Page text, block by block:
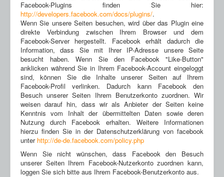
Facebook-Plugins finden Sie hier:
http://developers.facebook.com/docs/plugins/.
Wenn Sie unsere Seiten besuchen, wird über das Plugin eine
direkte Verbindung zwischen Ihrem Browser und dem
Facebook-Server hergestellt. Facebook erhält dadurch die
Information, dass Sie mit Ihrer IP-Adresse unsere Seite
besucht haben. Wenn Sie den Facebook "Like-Button"
anklicken während Sie in Ihrem Facebook-Account eingeloggt
sind, können Sie die Inhalte unserer Seiten auf Ihrem
Facebook-Profil verlinken. Dadurch kann Facebook den
Besuch unserer Seiten Ihrem Benutzerkonto zuordnen. Wir
weisen darauf hin, dass wir als Anbieter der Seiten keine
Kenntnis vom Inhalt der übermittelten Daten sowie deren
Nutzung durch Facebook erhalten. Weitere Informationen
hierzu finden Sie in der Datenschutzerklärung von facebook
unter http://de-de.facebook.com/policy.php
Wenn Sie nicht wünschen, dass Facebook den Besuch
unserer Seiten Ihrem Facebook-Nutzerkonto zuordnen kann,
loggen Sie sich bitte aus Ihrem Facebook-Benutzerkonto aus.